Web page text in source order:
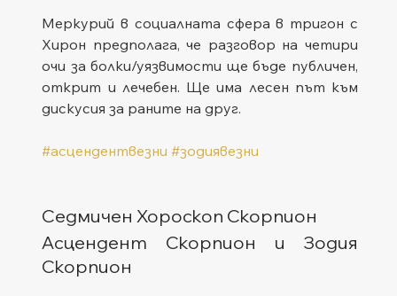
Меркурий в социалната сфера в тригон с
Хирон предполага, че разговор на четири
очи за болки/уязвимости ще бъде публичен,
открит и лечебен. Ще има лесен път към
дискусия за раните на друг.
#асцендентвезни #зодиявезни
Седмичен Хороскоп Скорпион
Асцендент Скорпион и Зодия
Скорпион